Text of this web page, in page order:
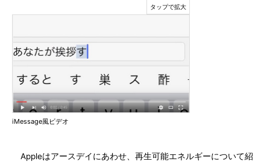
iMessage風ビデオ
Appleはアースデイにあわせ、再生可能エネルギーについて紹